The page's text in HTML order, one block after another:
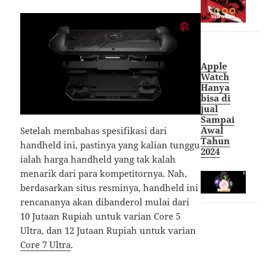
Setelah membahas spesifikasi dari
handheld ini, pastinya yang kalian tunggu
ialah harga handheld yang tak kalah
menarik dari para kompetitornya. Nah,
berdasarkan situs resminya, handheld ini
rencananya akan dibanderol mulai dari
10 Jutaan Rupiah untuk varian Core 5
Ultra, dan 12 Jutaan Rupiah untuk varian
Core 7 Ultra.
Apple
Watch
Hanya
bisa di
jual
Sampai
Awal
Tahun
2024